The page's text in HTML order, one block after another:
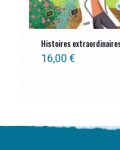
Histoires
16,00 €